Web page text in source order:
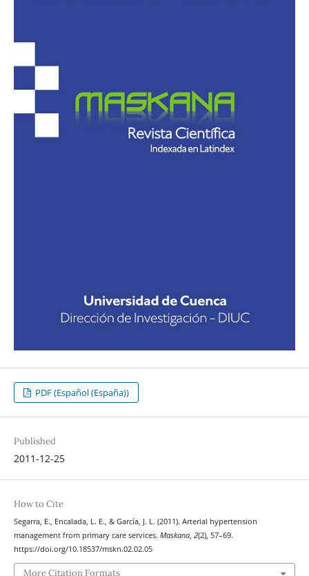
PDF (Español (España))
Published
2011-12-25
How to Cite
Segarra, E., Encalada, L. E., & García, J. L. (2011). Arterial hypertension
management from primary care services. Maskana, 2(2), 57–69.
https://doi.org/10.18537/mskn.02.02.05
More Citation Formats